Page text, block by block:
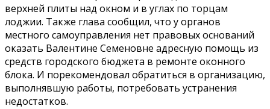
верхней плиты над окном и в углах по торцам
лоджии. Также глава сообщил, что у органов
местного самоуправления нет правовых оснований
оказать Валентине Семеновне адресную помощь из
средств городского бюджета в ремонте оконного
блока. И порекомендовал обратиться в организацию,
выполнявшую работы, потребовать устранения
недостатков.